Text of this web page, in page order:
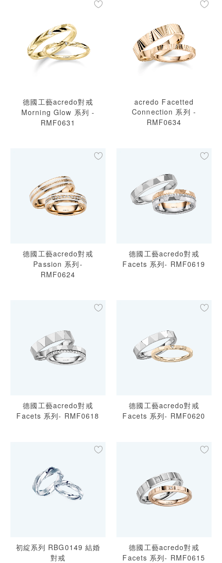
德國工藝acredo對戒
Morning Glow 系列 -
RMF0631
acredo Facetted
Connection 系列 -
RMF0634
德國工藝acredo對戒
Passion 系列-
RMF0624
德國工藝acredo對戒
Facets 系列- RMF0619
德國工藝acredo對戒
Facets 系列- RMF0618
德國工藝acredo對戒
Facets 系列- RMF0620
初綻系列 RBG0149 結婚
對戒
德國工藝acredo對戒
Facets 系列- RMF0615